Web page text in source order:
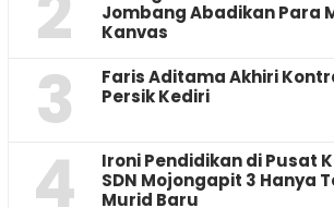
Jombang Abadikan Para
Kanvas
3
Faris Aditama Akhiri
Persik Kediri
4
Ironi Pendidikan di Pusat
SDN Mojongapit 3 Hanya
Murid Baru